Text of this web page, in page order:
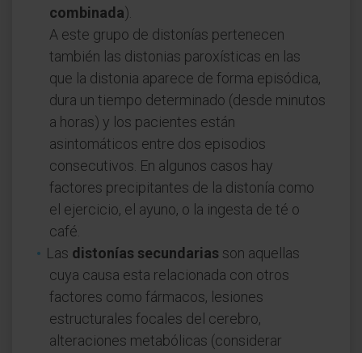
combinada).
A este grupo de distonías pertenecen
también las distonias paroxísticas en las
que la distonia aparece de forma episódica,
dura un tiempo determinado (desde minutos
a horas) y los pacientes están
asintomáticos entre dos episodios
consecutivos. En algunos casos hay
factores precipitantes de la distonía como
el ejercicio, el ayuno, o la ingesta de té o
café.
Las distonías secundarias son aquellas
cuya causa esta relacionada con otros
factores como fármacos, lesiones
estructurales focales del cerebro,
alteraciones metabólicas (considerar